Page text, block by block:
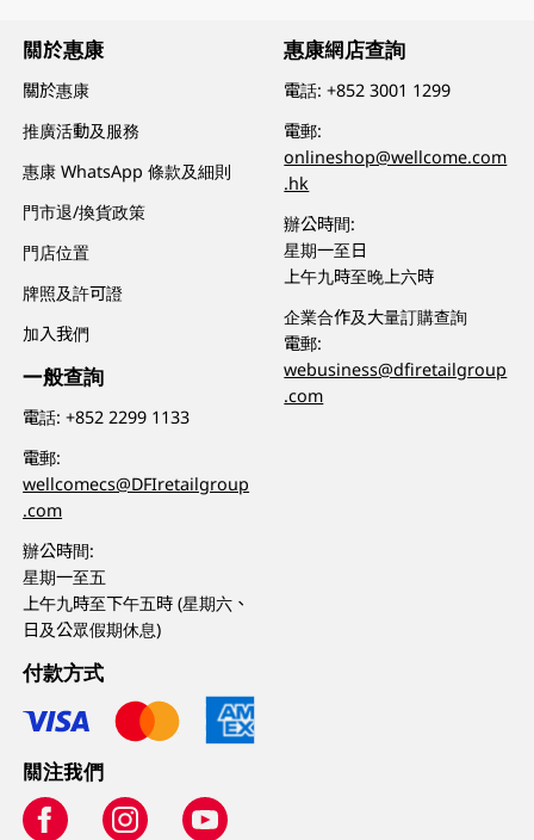
關於惠康
關於惠康
推廣活動及服務
惠康 WhatsApp 條款及細則
門市退/換貨政策
門店位置
牌照及許可證
加入我們
一般查詢
電話:+852 2299 1133
電郵:
wellcomecs@DFIretailgroup
.com
辦公時間:
星期一至五
上午九時至下午五時 (星期六、
日及公眾假期休息)
惠康網店查詢
電話:+852 3001 1299
電郵:
onlineshop@wellcome.com
.hk
辦公時間:
星期一至日
上午九時至晚上六時
企業合作及大量訂購查詢
電郵:
webusiness@dfiretailgroup
.com
付款方式
關注我們